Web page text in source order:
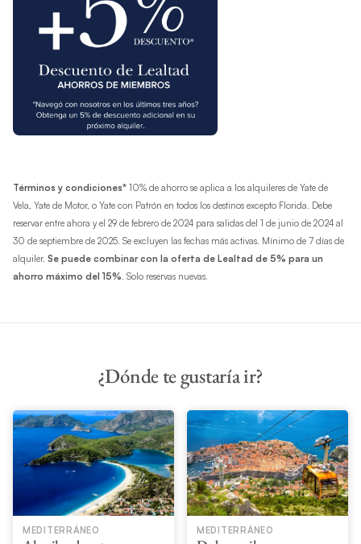
Términos y condiciones*10% de ahorro se aplica a los alquileres de Yate de
Vela, Yate de Motor, o Yate con Patrón en todos los destinos excepto Florida. Debe
reservar entre ahora y el 29 de febrero de 2024 para salidas del 1 de junio de 2024 al
30 de septiembre de 2025. Se excluyen las fechas más activas. Mínimo de 7 días de
alquiler. Se puede combinar con la oferta de Lealtad de 5% para un
ahorro máximo del 15%. Solo reservas nuevas.
¿Dónde te gustaría ir?
MEDITERRÁNEO MEDITERRÁNEO